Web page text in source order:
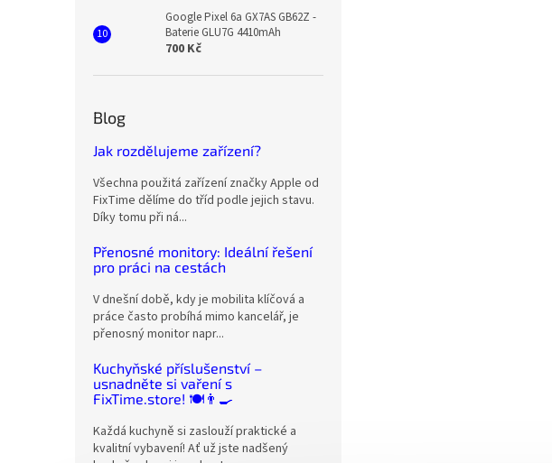
Google Pixel 6a GX7AS GB62Z -
Baterie GLU7G 4410mAh
700 Kč
Blog
Jak rozdělujeme zařízení?
Všechna použitá zařízení značky Apple od
FixTime dělíme do tříd podle jejich stavu.
Díky tomu při ná...
Přenosné monitory: Ideální řešení
pro práci na cestách
V dnešní době, kdy je mobilita klíčová a
práce často probíhá mimo kancelář, je
přenosný monitor napr...
Kuchyňské příslušenství –
usnadněte si vaření s
FixTime.store! 🍽️👨‍🍳
Každá kuchyně si zaslouží praktické a
kvalitní vybavení! Ať už jste nadšený